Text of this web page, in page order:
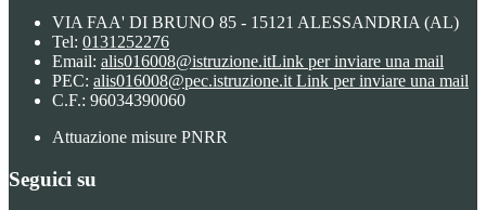
VIA FAA' DI BRUNO 85 - 15121 ALESSANDRIA (AL)
Tel: 0131252276
Email: alis016008@istruzione.itLink per inviare una mail
PEC: alis016008@pec.istruzione.it Link per inviare una mail
C.F.: 96034390060
Attuazione misure PNRR
Seguici su